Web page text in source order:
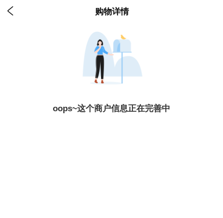
 购物详情
oops~这个商户信息正在完善中